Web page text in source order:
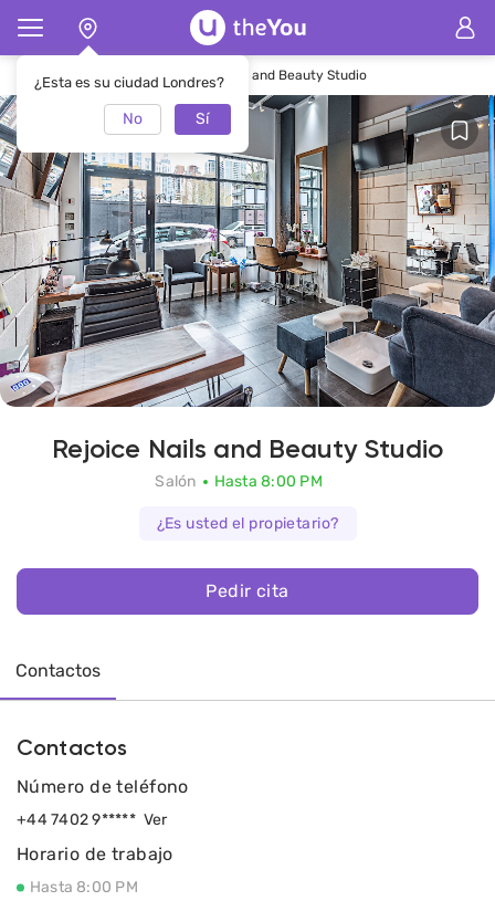
¿Esta es su ciudad Londres?
No Sí
Página de inicio SalónRejoice Nails and Beauty Studio
Rejoice Nails and Beauty Studio
Salón Hasta 8:00 PM
¿Es usted el propietario?
Pedir cita
Contactos
Contactos
Horario de trabajo
Hasta 8:00 PM
Número de teléfono
+44 7402 9***** Ver